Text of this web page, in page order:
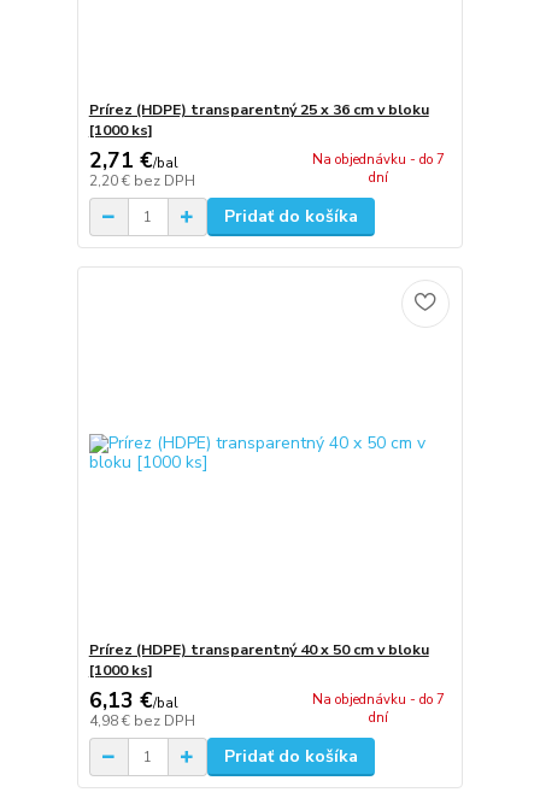
Prírez (HDPE) transparentný 25 x 36 cm v bloku
[1000 ks]
2,71 €/bal
2,20 € bez DPH
Na objednávku - do 7
dní
Pridať do košíka
Prírez (HDPE) transparentný 40 x 50 cm v bloku
[1000 ks]
6,13 €/bal
4,98 € bez DPH
Na objednávku - do 7
dní
Pridať do košíka